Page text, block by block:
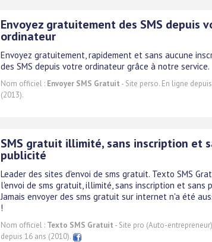
Envoyez gratuitement des SMS depuis
ordinateur
Envoyez gratuitement, rapidement et sans aucune
des SMS depuis votre ordinateur grâce à notre service.
Nom officiel : Envoyer SMS Gratuit - Site perso. En ligne
(2013).
SMS gratuit illimité, sans inscription et
publicité
Leader des sites d'envoi de sms gratuit. Texto SMS
l'envoi de sms gratuit, illimité, sans inscription et sans
Jamais envoyer des sms gratuit sur internet n'a été
!
Nom officiel : Texto SMS Gratuit - Site pro (Auto-
depuis 16 ans (2010).